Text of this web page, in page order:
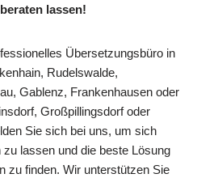
lassen!
Übersetzungsbüro in
Rudelswalde,
Gablenz, Frankenhausen oder
Großpillingsdorf oder
Sie sich bei uns, um sich
zu lassen und die beste Lösung
zu finden. Wir unterstützen Sie